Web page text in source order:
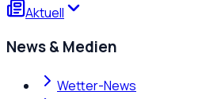
Aktuell
News & Medien
Wetter-News